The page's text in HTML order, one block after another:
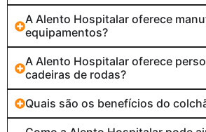
A Alento Hospitalar oferece
equipamentos?
A Alento Hospitalar oferece
cadeiras de rodas?
Quais são os benefícios do